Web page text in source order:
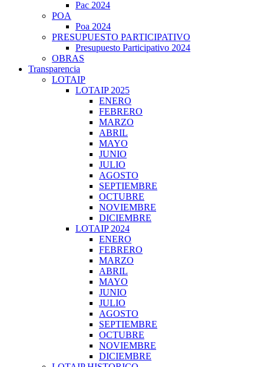
Pac 2024
POA
Poa 2024
PRESUPUESTO PARTICIPATIVO
Presupuesto Participativo 2024
OBRAS
Transparencia
LOTAIP
LOTAIP 2025
ENERO
FEBRERO
MARZO
ABRIL
MAYO
JUNIO
JULIO
AGOSTO
SEPTIEMBRE
OCTUBRE
NOVIEMBRE
DICIEMBRE
LOTAIP 2024
ENERO
FEBRERO
MARZO
ABRIL
MAYO
JUNIO
JULIO
AGOSTO
SEPTIEMBRE
OCTUBRE
NOVIEMBRE
DICIEMBRE